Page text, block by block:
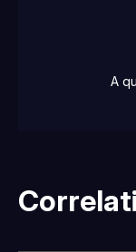
A
Correlati